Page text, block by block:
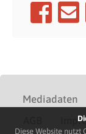
Mediadaten
Diese Website nutzt